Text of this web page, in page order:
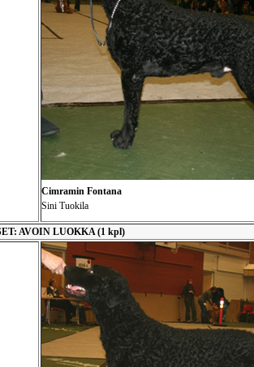
Cimramin Fontana
Sini Tuokila
AVOIN LUOKKA (1 kpl)